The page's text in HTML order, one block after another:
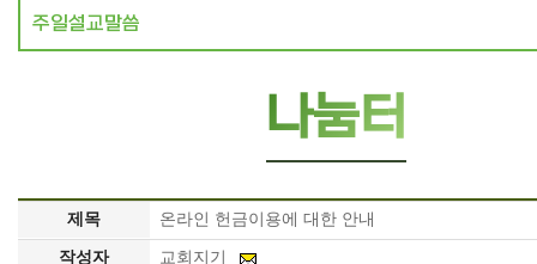
주일설교말씀
나눔터
제목 온라인 헌금이용에 대한 안내
작성자 교회지기